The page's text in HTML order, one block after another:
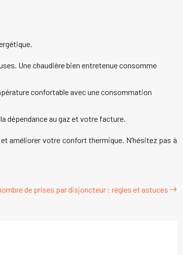
Une chaudière bien entretenue consomme
confortable avec une consommation
dépendance au gaz et votre facture.
améliorer votre confort thermique. N’hésitez pas à
de prises par disjoncteur : règles et astuces